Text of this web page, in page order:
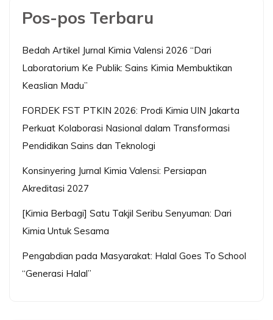
Pos-pos Terbaru
Bedah Artikel Jurnal Kimia Valensi 2026 “Dari
Laboratorium Ke Publik: Sains Kimia Membuktikan
Keaslian Madu”
FORDEK FST PTKIN 2026: Prodi Kimia UIN Jakarta
Perkuat Kolaborasi Nasional dalam Transformasi
Pendidikan Sains dan Teknologi
Konsinyering Jurnal Kimia Valensi: Persiapan
Akreditasi 2027
[Kimia Berbagi] Satu Takjil Seribu Senyuman: Dari
Kimia Untuk Sesama
Pengabdian pada Masyarakat: Halal Goes To School
“Generasi Halal”